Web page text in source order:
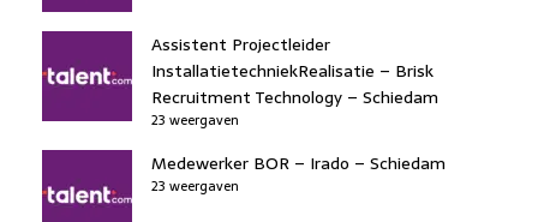
Assistent Projectleider
InstallatietechniekRealisatie – Brisk
Recruitment Technology – Schiedam
23 weergaven
Medewerker BOR – Irado – Schiedam
23 weergaven